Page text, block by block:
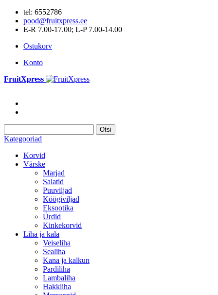
tel: 6552786
pood@fruitxpress.ee
E-R 7.00-17.00; L-P 7.00-14.00
Ostukorv
Konto
FruitXpress
Otsi
Kategooriad
Korvid
Värske
Marjad
Salatid
Puuviljad
Köögiviljad
Eksootika
Ürdid
Kinkekorvid
Liha ja kala
Veiseliha
Sealiha
Kana ja kalkun
Pardiliha
Lambaliha
Hakkliha